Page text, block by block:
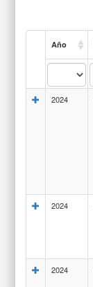
Año
2024
2024
2024